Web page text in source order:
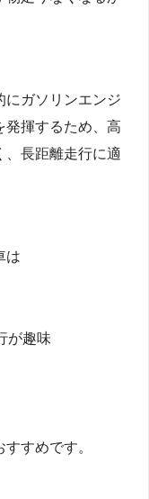
にガソリンエンジ
発揮するため、高
、長距離走行に適
は
が趣味
すめです。